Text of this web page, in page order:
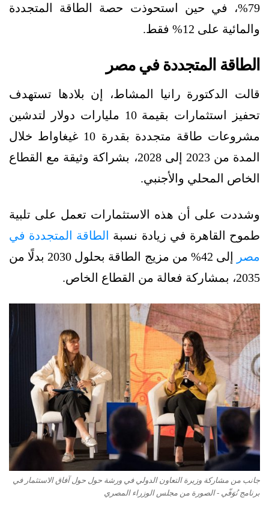
79%، في حين استحوذت حصة الطاقة المتجددة
والمائية على 12% فقط.
الطاقة المتجددة في مصر
قالت الدكتورة رانيا المشاط، إن بلادها تستهدف
تحفيز استثمارات بقيمة 10 مليارات دولار لتدشين
مشروعات طاقة متجددة بقدرة 10 غيغاواط خلال
المدة من 2023 إلى 2028، بشراكة وثيقة مع القطاع
الخاص المحلي والأجنبي.
وشددت على أن هذه الاستثمارات تعمل على تلبية
طموح القاهرة في زيادة نسبة
الطاقة المتجددة في
مصر
إلى 42% من مزيج الطاقة بحلول 2030 بدلًا من
2035، بمشاركة فعالة من القطاع الخاص.
جانب من مشاركة وزيرة التعاون الدولي في ورشة حول حول آفاق الاستثمار في
برنامج نُوَفّي - الصورة من مجلس الوزراء المصري